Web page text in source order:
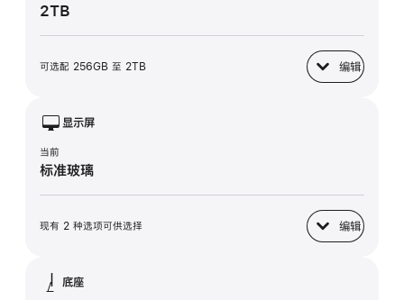
2TB
可选配 256GB 至 2TB 编辑
固态硬盘
显示屏
当前
标准玻璃
现有 2 种选项可供选择 编辑
显示屏
底座